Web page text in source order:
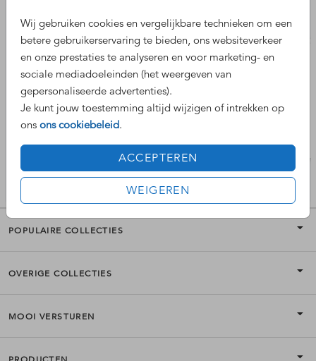
Wij gebruiken cookies en vergelijkbare technieken om een
betere gebruikerservaring te bieden, ons websiteverkeer
en onze prestaties te analyseren en voor marketing- en
sociale mediadoeleinden (het weergeven van
gepersonaliseerde advertenties).
Je kunt jouw toestemming altijd wijzigen of intrekken op
ons ons cookiebeleid.
ACCEPTEREN
WEIGEREN
POPULAIRE COLLECTIES
OVERIGE COLLECTIES
MOOI VERSTUREN